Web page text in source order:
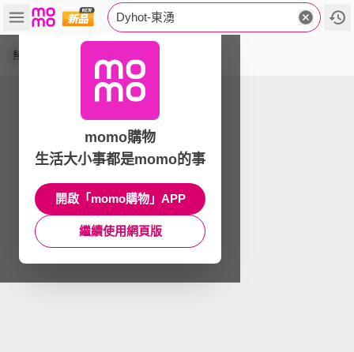
Dyhot-東湧
熱水器32升
momo購物
生活大小事都是momo的事
開啟「momo購物」APP
繼續使用網頁版